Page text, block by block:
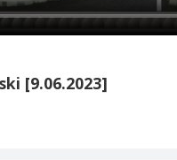
[9.06.2023]